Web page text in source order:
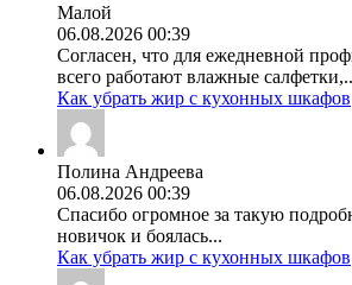
Малой
06.08.2026 00:39
Согласен, что для ежедневной
всего работают влажные
Как убрать жир с кухонных шкафов
Полина Андреева
06.08.2026 00:39
Спасибо огромное за такую
новичок и боялась...
Как убрать жир с кухонных шкафов